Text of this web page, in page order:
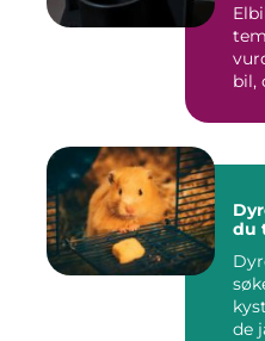
bil,
du
de